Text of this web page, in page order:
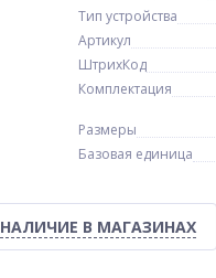
Тип устройства
Артикул
ШтрихКод
Комплектация
Размеры
Базовая единица
НАЛИЧИЕ В МАГАЗИНАХ